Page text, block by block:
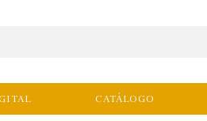
CATÁLOGO